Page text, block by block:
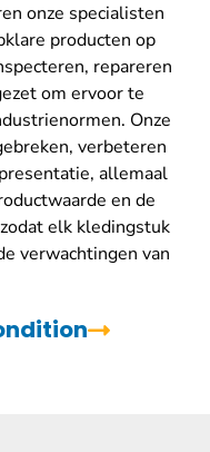
onze specialisten
producten op
repareren
om ervoor te
Onze
verbeteren
allemaal
en de
elk kledingstuk
verwachtingen van